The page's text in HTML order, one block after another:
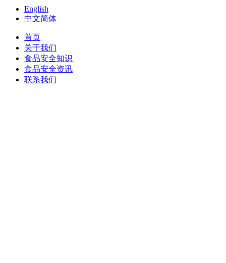
English
中文简体
首页
关于我们
食品安全知识
食品安全资讯
联系我们